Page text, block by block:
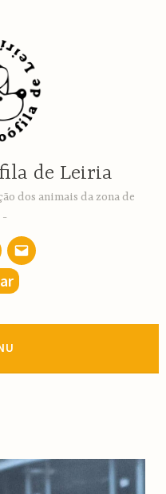
de Leiria
dos animais da zona de
email